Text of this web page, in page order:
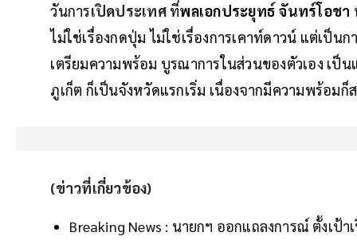
วันการเปิดประเทศที่พลเอกประยุทธ์ จันทร์โอชา
ไม่ใช่เรื่องกดปุ่ม ไม่ใช่เรื่องการเคาท์ดาวน์ แต่เป็
เตรียมความพร้อม บูรณาการในส่วนของตัวเอง เ
ภูเก็ต ก็เป็นจังหวัดแรกเริ่ม เนื่องจากมีความพร้อมก็
(ข่าวที่เกี่ยวข้อง)
Breaking News : นายกฯ ออกแถลงการณ์ ตั้งเป้